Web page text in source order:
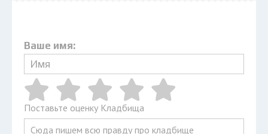
Ваше имя:
Поставьте оценку Кладбища